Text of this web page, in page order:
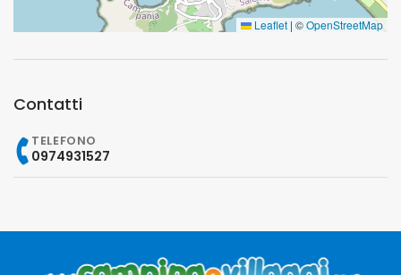
Leaflet | ©OpenStreetMap
Contatti
TELEFONO
0974931527